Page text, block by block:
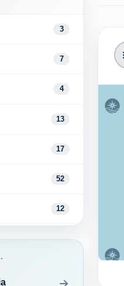
3
7
4
13
17
52
12
3